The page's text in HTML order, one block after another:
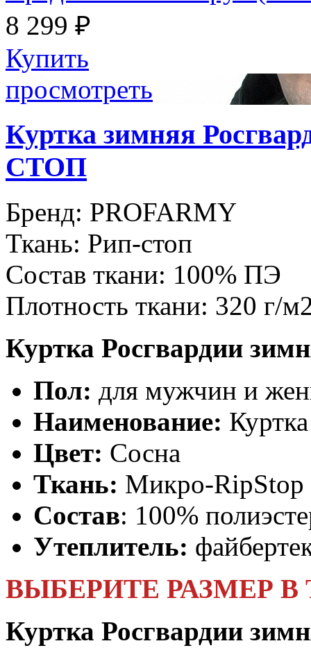
8 299 ₽
Купить
просмотреть
Куртка зимняя
СТОП
Бренд: PROFARMY
Ткань: Рип-стоп
Состав ткани: 100% ПЭ
Плотность ткани: 320 г/
Куртка Росгвардии
Пол: для мужчин и
Наименование:
Цвет: Сосна
Ткань: Микро-RipStop
Состав: 100%
Утеплитель:
ВЫБЕРИТЕ РАЗМЕР В
Куртка Росгвардии